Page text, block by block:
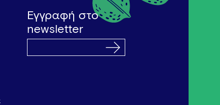
Εγγραφή στο
newsletter